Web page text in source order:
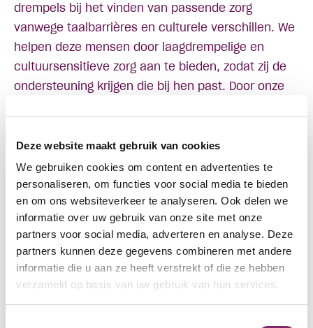
Deze website maakt gebruik van cookies
We gebruiken cookies om content en advertenties te
personaliseren, om functies voor social media te bieden
en om ons websiteverkeer te analyseren. Ook delen we
informatie over uw gebruik van onze site met onze
partners voor social media, adverteren en analyse. Deze
partners kunnen deze gegevens combineren met andere
informatie die u aan ze heeft verstrekt of die ze hebben
verzameld op basis van uw gebruik van hun services.
drempels bij het vinden van passende zorg
vanwege taalbarrières en culturele verschillen. We
helpen deze mensen door laagdrempelige en
cultuursensitieve zorg aan te bieden, zodat zij de
ondersteuning krijgen die bij hen past. Door onze
vertrouwen te winnen van cliënten die zich elders
niet begrepen voelen. Dit zorgt ervoor dat mensen
beter in staat zijn om zelfstandig deel te nemen
aan de samenleving en hun leven op een
duurzame manier te verbeteren.
Daarnaast werkt Akwaaba Zorg nauw samen met
andere zorgorganisaties en maatschappelijke
instanties om een breed netwerk van
ondersteuning te bieden. Dit versterkt niet alleen